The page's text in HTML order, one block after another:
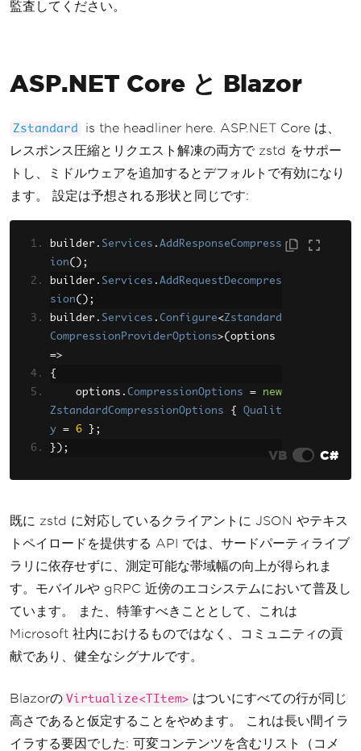
監査してください。
ASP.NET Core と Blazor
Zstandard
is the headliner here. ASP.NET Core は、
レスポンス圧縮とリクエスト解凍の両方で zstd をサポー
トし、ミドルウェアを追加するとデフォルトで有効になり
ます。 設定は予想される形状と同じです:
builder . Services . AddResponseCompress
ion();
builder . Services . AddRequestDecompres
sion();
builder . Services . Configure<Zstandard
CompressionProviderOptions>(
=>
{
    options
. CompressionOptions =
new
ZstandardCompressionOptions
{
Qualit
y
= 6
};
});
VB C#
既に zstd に対応しているクライアントに JSON やテキス
トペイロードを提供する API では、サードパーティライブ
ラリに依存せずに、測定可能な帯域幅の向上が得られま
す。モバイルや gRPC 近傍のエコシステムにおいて普及し
ています。 また、特筆すべきこととして、これは
Microsoft 社内におけるものではなく、コミュニティの貢
献であり、健全なシグナルです。
Blazorの Virtualize<TItem> はついにすべての行が同じ
高さであると仮定することをやめます。 これは長い間イラ
イラする要因でした: 可変コンテンツを含むリスト（コメ